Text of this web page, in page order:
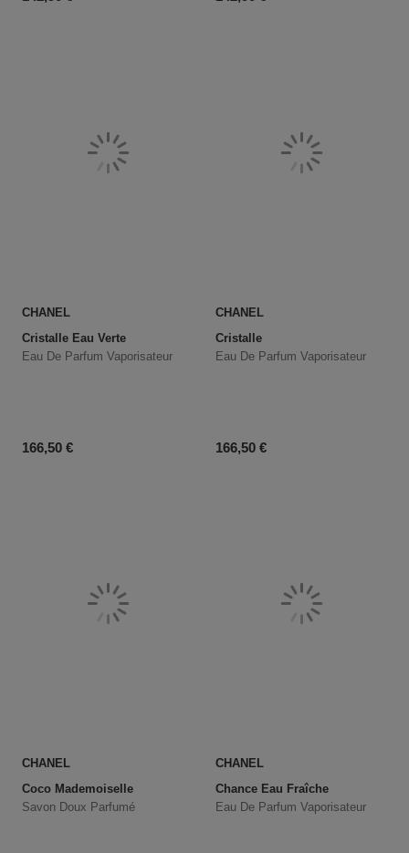
CHANEL
Cristalle Eau Verte
Eau De Parfum Vaporisateur
Prix du produit
166,50 €
CHANEL
Cristalle
Eau De Parfum Vaporisateur
Prix du produit
166,50 €
CHANEL
Coco Mademoiselle
Savon Doux Parfumé
CHANEL
Chance Eau Fraîche
Eau De Parfum Vaporisateur